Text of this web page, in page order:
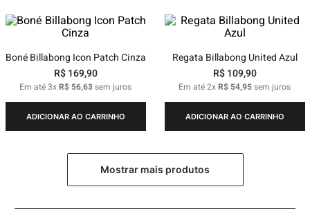
Boné Billabong Icon Patch Cinza
R$ 169,90
Em até3xR$ 56,63sem juros
ADICIONAR AO CARRINHO
Regata Billabong United Azul
R$ 109,90
Em até2xR$ 54,95sem juros
ADICIONAR AO CARRINHO